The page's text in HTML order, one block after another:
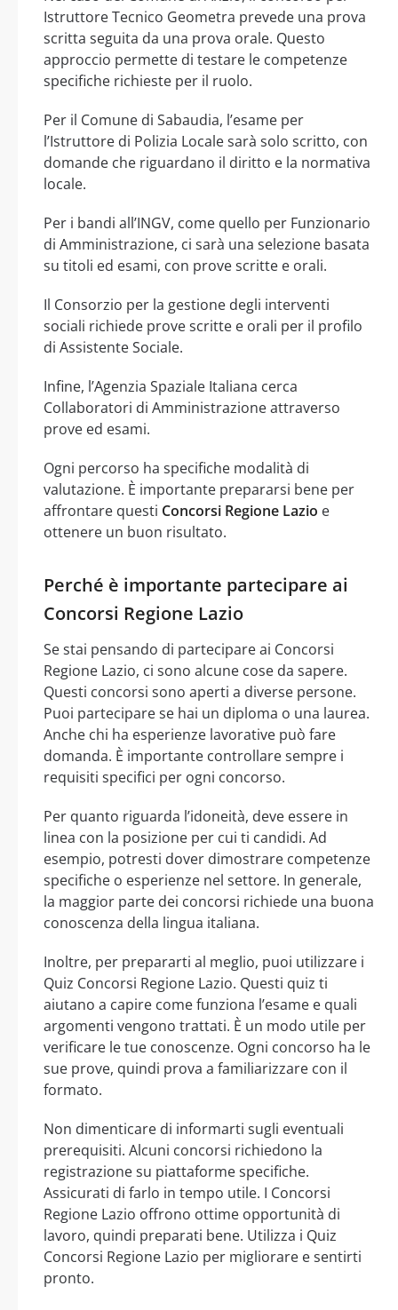
Istruttore Tecnico Geometra prevede una prova
scritta seguita da una prova orale. Questo
approccio permette di testare le competenze
specifiche richieste per il ruolo.
Per il Comune di Sabaudia, l’esame per
l’Istruttore di Polizia Locale sarà solo scritto, con
domande che riguardano il diritto e la normativa
locale.
Per i bandi all’INGV, come quello per Funzionario
di Amministrazione, ci sarà una selezione basata
su titoli ed esami, con prove scritte e orali.
Il Consorzio per la gestione degli interventi
sociali richiede prove scritte e orali per il profilo
di Assistente Sociale.
Infine, l’Agenzia Spaziale Italiana cerca
Collaboratori di Amministrazione attraverso
prove ed esami.
Ogni percorso ha specifiche modalità di
valutazione. È importante prepararsi bene per
affrontare questi Concorsi Regione Lazio e
ottenere un buon risultato.
Perché è importante partecipare ai
Concorsi Regione Lazio
Se stai pensando di partecipare ai Concorsi
Regione Lazio, ci sono alcune cose da sapere.
Questi concorsi sono aperti a diverse persone.
Puoi partecipare se hai un diploma o una laurea.
Anche chi ha esperienze lavorative può fare
domanda. È importante controllare sempre i
requisiti specifici per ogni concorso.
Per quanto riguarda l’idoneità, deve essere in
linea con la posizione per cui ti candidi. Ad
esempio, potresti dover dimostrare competenze
specifiche o esperienze nel settore. In generale,
la maggior parte dei concorsi richiede una buona
conoscenza della lingua italiana.
Inoltre, per prepararti al meglio, puoi utilizzare i
Quiz Concorsi Regione Lazio. Questi quiz ti
aiutano a capire come funziona l’esame e quali
argomenti vengono trattati. È un modo utile per
verificare le tue conoscenze. Ogni concorso ha le
sue prove, quindi prova a familiarizzare con il
formato.
Non dimenticare di informarti sugli eventuali
prerequisiti. Alcuni concorsi richiedono la
registrazione su piattaforme specifiche.
Assicurati di farlo in tempo utile. I Concorsi
Regione Lazio offrono ottime opportunità di
lavoro, quindi preparati bene. Utilizza i Quiz
Concorsi Regione Lazio per migliorare e sentirti
pronto.